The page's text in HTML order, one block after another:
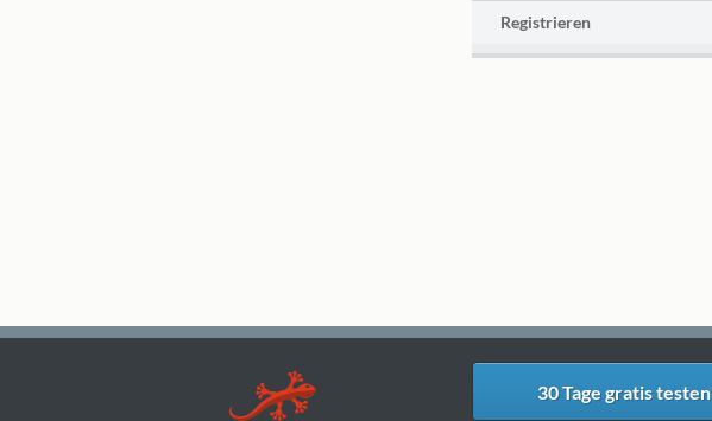
Registrieren
30 Tage gratis testen